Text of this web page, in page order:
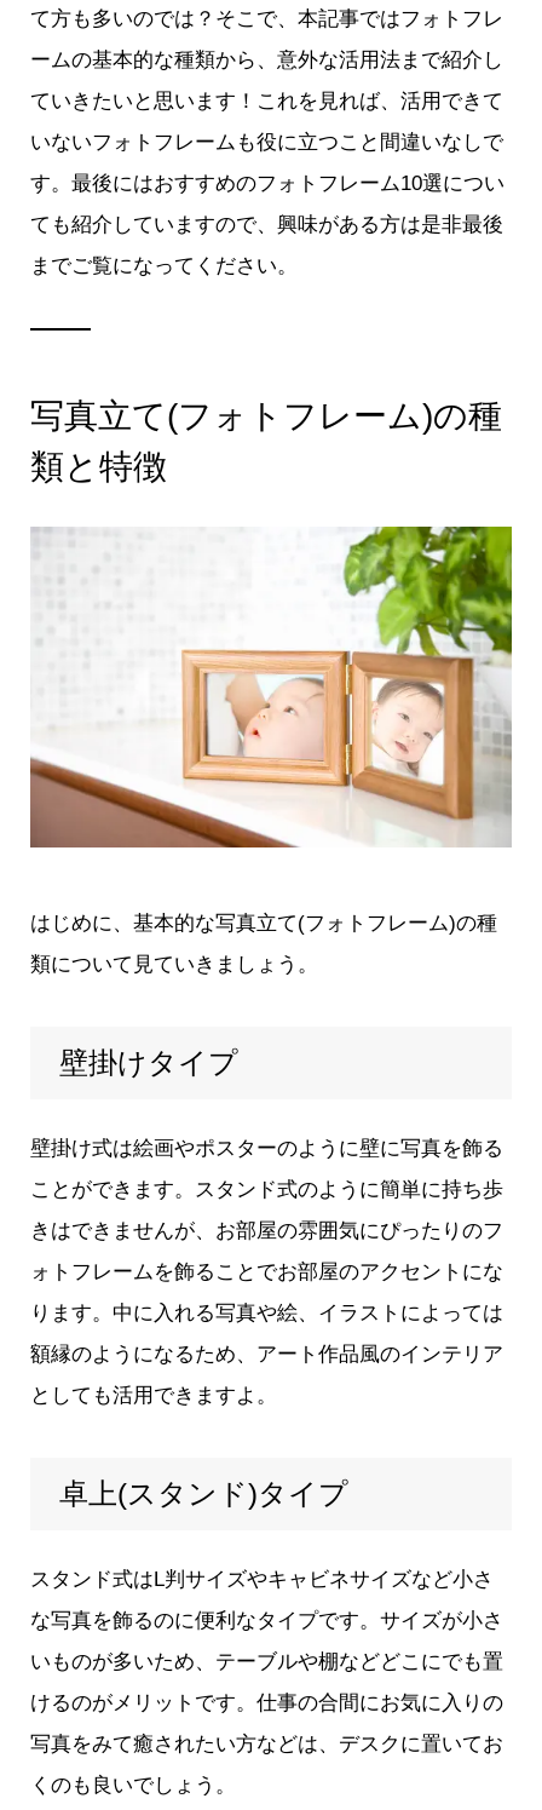
て方も多いのでは？そこで、本記事ではフォトフレ
ームの基本的な種類から、意外な活用法まで紹介し
ていきたいと思います！これを見れば、活用できて
いないフォトフレームも役に立つこと間違いなしで
す。最後にはおすすめのフォトフレーム10選につい
ても紹介していますので、興味がある方は是非最後
までご覧になってください。
写真立て(フォトフレーム)の種
類と特徴
はじめに、基本的な写真立て(フォトフレーム)の種
類について見ていきましょう。
壁掛けタイプ
壁掛け式は絵画やポスターのように壁に写真を飾る
ことができます。スタンド式のように簡単に持ち歩
きはできませんが、お部屋の雰囲気にぴったりのフ
ォトフレームを飾ることでお部屋のアクセントにな
ります。中に入れる写真や絵、イラストによっては
額縁のようになるため、アート作品風のインテリア
としても活用できますよ。
卓上(スタンド)タイプ
スタンド式はL判サイズやキャビネサイズなど小さ
な写真を飾るのに便利なタイプです。サイズが小さ
いものが多いため、テーブルや棚などどこにでも置
けるのがメリットです。仕事の合間にお気に入りの
写真をみて癒されたい方などは、デスクに置いてお
くのも良いでしょう。